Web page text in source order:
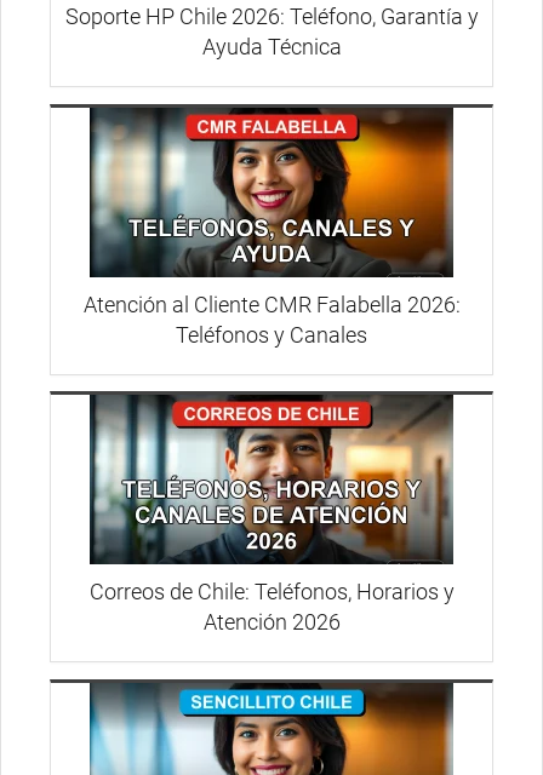
Soporte HP Chile 2026: Teléfono, Garantía y
Ayuda Técnica
Atención al Cliente CMR Falabella 2026:
Teléfonos y Canales
Correos de Chile: Teléfonos, Horarios y
Atención 2026